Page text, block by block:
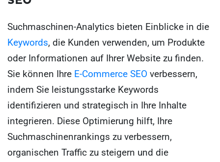
Suchmaschinen-Analytics bieten Einblicke in die
Keywords, die Kunden verwenden, um Produkte
oder Informationen auf Ihrer Website zu finden.
Sie können Ihre E-Commerce SEO verbessern,
indem Sie leistungsstarke Keywords
identifizieren und strategisch in Ihre Inhalte
integrieren. Diese Optimierung hilft, Ihre
Suchmaschinenrankings zu verbessern,
organischen Traffic zu steigern und die